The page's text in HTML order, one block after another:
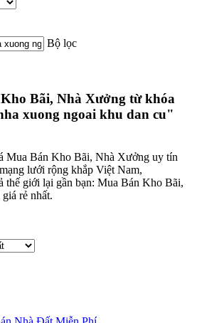
Bộ lọc
Bãi, Nhà Xưởng từ khóa
xuong ngoai khu dan cu"
Mua Bán Kho Bãi, Nhà Xưởng uy tín
lưới rộng khắp Việt Nam,
thế giới lại gần bạn: Mua Bán Kho Bãi,
rẻ nhất.